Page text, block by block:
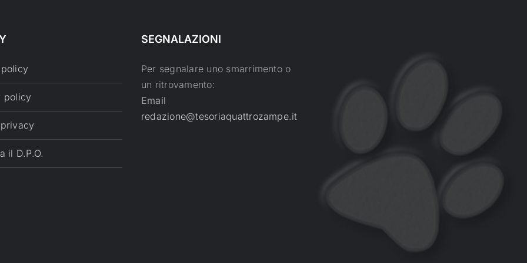
policy
il D.P.O.
SEGNALAZIONI
Per segnalare uno smarrimento o
un ritrovamento:
Email
redazione@tesoriaquattrozampe.it